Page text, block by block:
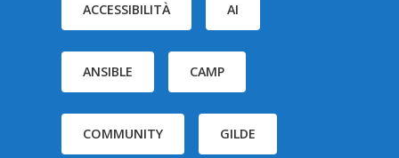
ACCESSIBILITÀ AI
ANSIBLE CAMP
COMMUNITY GILDE